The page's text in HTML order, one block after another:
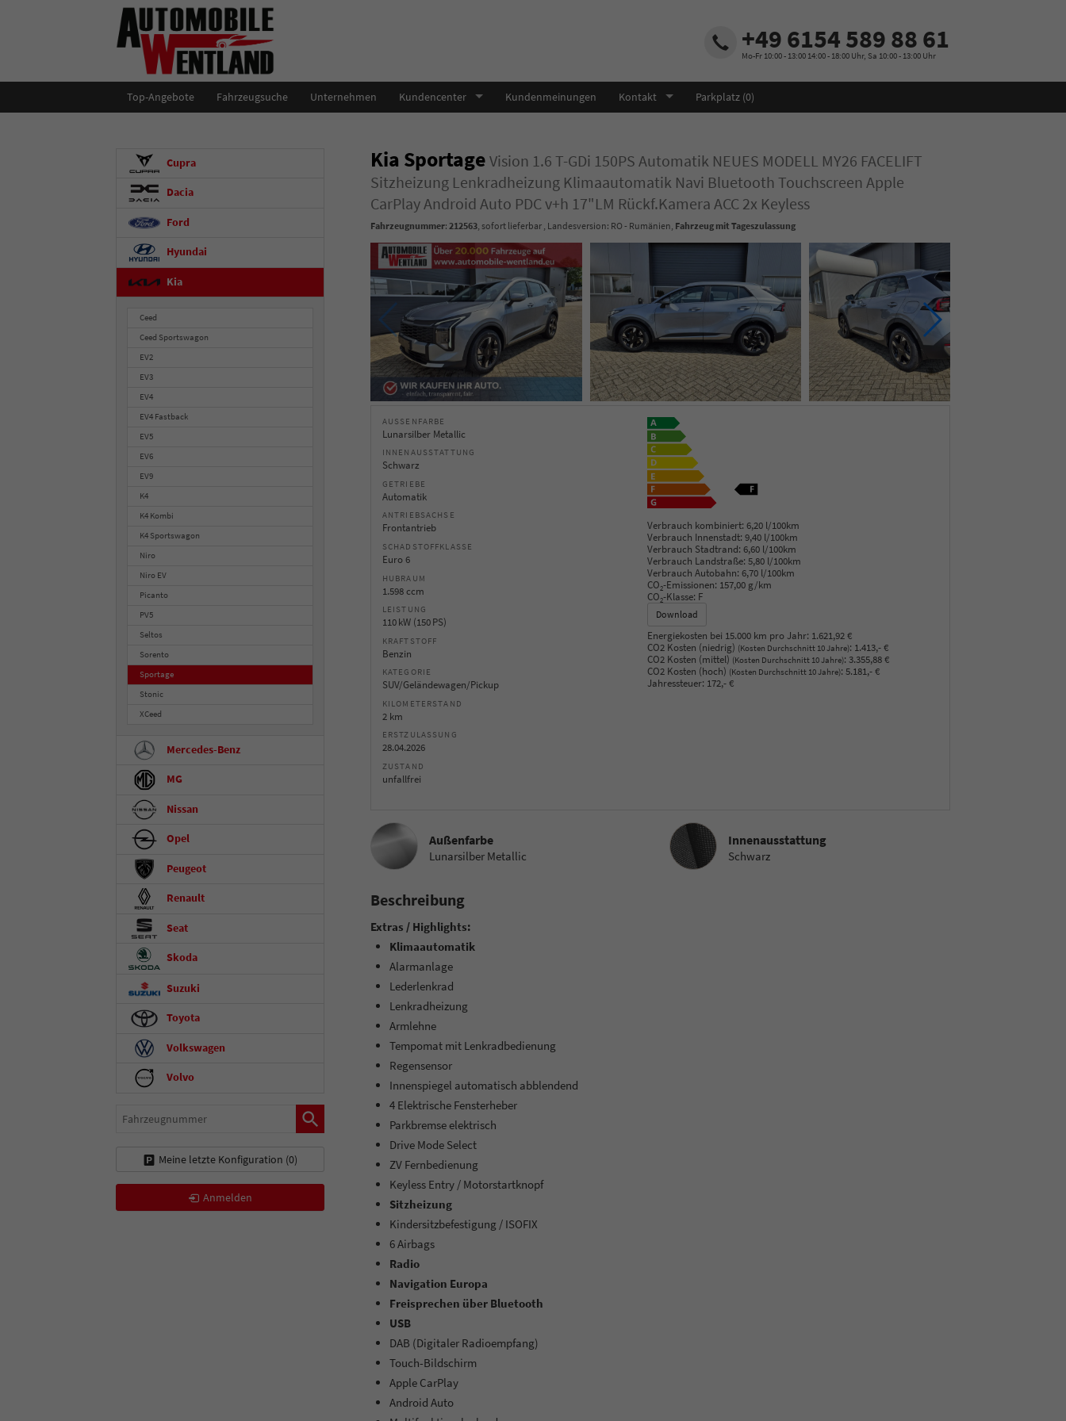
+49 6154 589 88 61
Mo-Fr 10:00 - 13:00 14:00 - 18:00 Uhr, Sa 10:00 - 13:00 Uhr
Top-Angebote Fahrzeugsuche Unternehmen Kundencenter Kundenmeinungen Kontakt Parkplatz (0)
Kia Sportage Vision 1.6 T-GDi 150PS Automatik NEUES MODELL MY26 FACELIFT
Sitzheizung Lenkradheizung Klimaautomatik Navi Bluetooth Touchscreen Apple
CarPlay Android Auto PDC v+h 17"LM Rückf.Kamera ACC 2x Keyless
Fahrzeugnummer: 212563, sofort lieferbar, Landesversion: RO - Rumänien, Fahrzeug mit Tageszulassung
AUSSENFARBE
Lunarsilber Metallic
INNENAUSSTATTUNG
Schwarz
GETRIEBE
Automatik
ANTRIEBSACHSE
Frontantrieb
SCHADSTOFFKLASSE
Euro 6
HUBRAUM
1.598 ccm
LEISTUNG
110 kW (150 PS)
KRAFTSTOFF
Benzin
KATEGORIE
SUV/Geländewagen/Pickup
KILOMETERSTAND
2 km
ERSTZULASSUNG
28.04.2026
ZUSTAND
unfallfrei
Verbrauch kombiniert: 6,20 l/100km
Verbrauch Innenstadt: 9,40 l/100km
Verbrauch Stadtrand: 6,60 l/100km
Verbrauch Landstraße: 5,80 l/100km
Verbrauch Autobahn: 6,70 l/100km
CO2-Emissionen: 157,00 g/km
CO2-Klasse: F
Download
Energiekosten bei 15.000 km pro Jahr: 1.621,92 €
CO2 Kosten (niedrig) (Kosten Durchschnitt 10 Jahre): 1.413,- €
CO2 Kosten (mittel) (Kosten Durchschnitt 10 Jahre): 3.355,88 €
CO2 Kosten (hoch) (Kosten Durchschnitt 10 Jahre): 5.181,- €
Jahressteuer: 172,- €
Außenfarbe
Lunarsilber Metallic
Innenausstattung
Innenausstattung
Schwarz
Beschreibung
Extras / Highlights:
Klimaautomatik
Alarmanlage
Lederlenkrad
Lenkradheizung
Armlehne
Tempomat mit Lenkradbedienung
Regensensor
Innenspiegel automatisch abblendend
4 Elektrische Fensterheber
Parkbremse elektrisch
Drive Mode Select
ZV Fernbedienung
Keyless Entry / Motorstartknopf
Sitzheizung
Kindersitzbefestigung / ISOFIX
6 Airbags
Radio
Navigation Europa
Freisprechen über Bluetooth
USB
DAB (Digitaler Radioempfang)
Touch-Bildschirm
Apple CarPlay
Android Auto
Cupra
Dacia
Ford
Hyundai
Kia
Ceed
Ceed Sportswagon
EV2
EV3
EV4
EV4 Fastback
EV5
EV6
EV9
K4
K4 Kombi
K4 Sportswagon
Niro
Niro EV
Picanto
PV5
Seltos
Sorento
Sportage
Stonic
XCeed
Mercedes-Benz
MG
Nissan
Opel
Peugeot
Renault
Seat
Skoda
Suzuki
Toyota
Volkswagen
Volvo
Fahrzeugnummer
Meine letzte Konfiguration (0)
Anmelden